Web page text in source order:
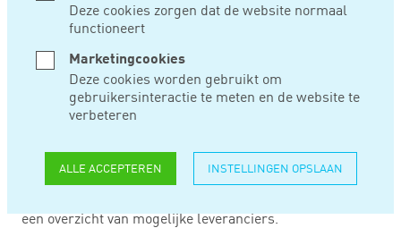
Deze cookies zorgen dat de website normaal
functioneert
Marketingcookies
Deze cookies worden gebruikt om
gebruikersinteractie te meten en de website te
verbeteren
ALLE ACCEPTEREN INSTELLINGEN OPSLAAN
MIJN DIGITALE
ZAAK WEER OPEN
ondersteuning krijgen van de Mijn Digitale Zaak.
Hiermee krijgen zij, naast subsidie, een persoonlijk
een overzicht van mogelijke leveranciers.